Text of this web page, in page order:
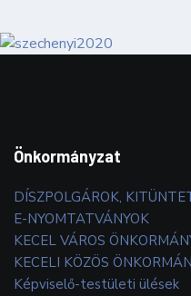
Önkormányzat
DÍSZPOLGÁROK,
E-NYOMTATVÁNYOK
KECEL VÁROS
KECELI KÖZÖS
Képviselő-testületi ülések